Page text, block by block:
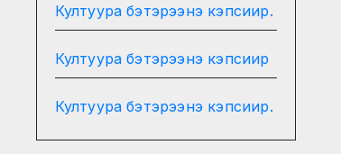
Култуура бэтэрээнэ кэпсиир.
Култуура бэтэрээнэ кэпсиир
Култуура бэтэрээнэ кэпсиир.